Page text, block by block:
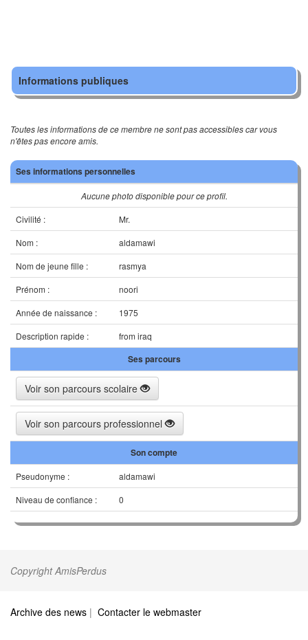
Informations publiques
Toutes les informations de ce membre ne sont pas accessibles car vous
n'êtes pas encore amis.
Ses informations personnelles
Aucune photo disponible pour ce profil.
Civilité :
Mr.
Nom :
aldamawi
Nom de jeune fille :
rasmya
Prénom :
noori
Année de naissance :
1975
Description rapide :
from iraq
Ses parcours
Voir son parcours scolaire
Voir son parcours professionnel
Son compte
Pseudonyme :
aldamawi
Niveau de confiance :
0
Copyright AmisPerdus
Archive des news | Contacter le webmaster